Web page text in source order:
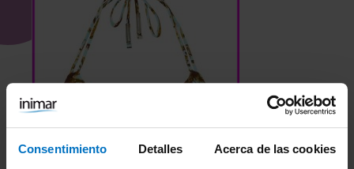
Consentimiento Detalles Acerca de las cookies